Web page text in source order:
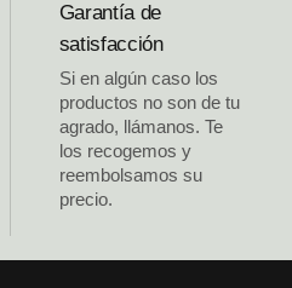
Garantía de
satisfacción
Si en algún caso los
productos no son de tu
agrado, llámanos. Te
los recogemos y
reembolsamos su
precio.